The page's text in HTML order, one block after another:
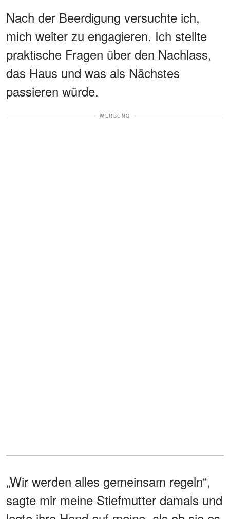
Nach der Beerdigung versuchte ich,
mich weiter zu engagieren. Ich stellte
praktische Fragen über den Nachlass,
das Haus und was als Nächstes
passieren würde.
WERBUNG
„Wir werden alles gemeinsam regeln“,
sagte mir meine Stiefmutter damals und